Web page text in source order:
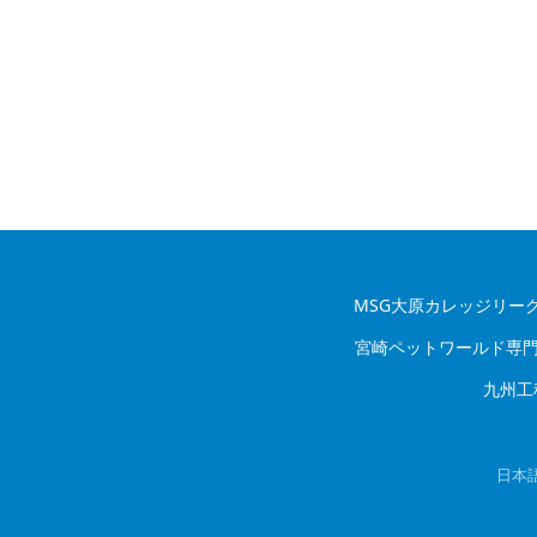
MSG大原カレッジリー
宮崎ペットワールド専
九州
日本